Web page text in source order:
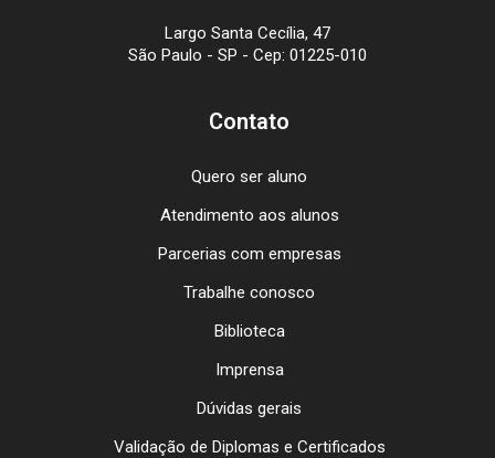
Largo Santa Cecília, 47
São Paulo - SP - Cep: 01225-010
Contato
Quero ser aluno
Atendimento aos alunos
Parcerias com empresas
Trabalhe conosco
Biblioteca
Imprensa
Dúvidas gerais
Validação de Diplomas e Certificados